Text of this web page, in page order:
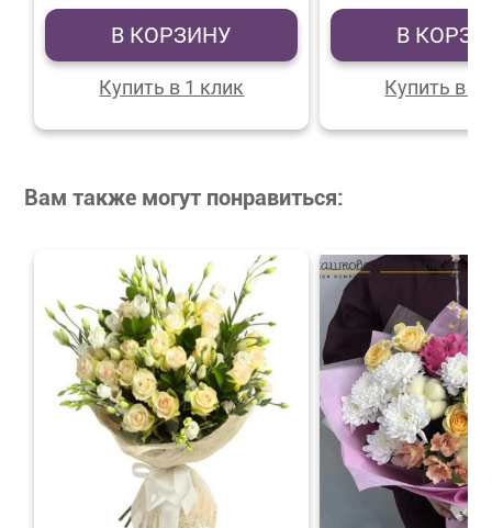
В КОРЗИНУ
Купить в 1 клик
В
Купить в 1
Вам также могут понравиться: